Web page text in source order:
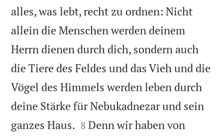
alles, was lebt, recht zu ordnen: Nicht
allein die Menschen werden deinem
Herrn dienen durch dich, sondern auch
die Tiere des Feldes und das Vieh und die
Vögel des Himmels werden leben durch
deine Stärke für Nebukadnezar und sein
ganzes Haus. 

8 Denn wir haben von